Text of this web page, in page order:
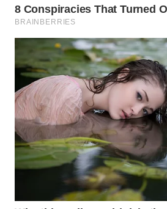
SERIBU
WN
TANGERANG
WN
BINJAI
WN
CIREBON
INDRAMAYU